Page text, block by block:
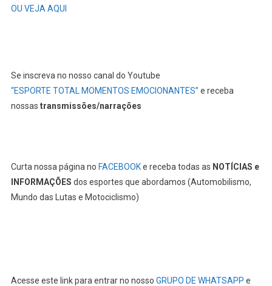
OU VEJA AQUI
Se inscreva no nosso canal do Youtube
“ESPORTE TOTAL MOMENTOS EMOCIONANTES” e receba
nossas transmissões/narrações
Curta nossa página no FACEBOOKe receba todas as NOTÍCIAS e
INFORMAÇÕES dos esportes que abordamos (Automobilismo,
Mundo das Lutas e Motociclismo)
Acesse este link para entrar no nosso GRUPO DE WHATSAPP e